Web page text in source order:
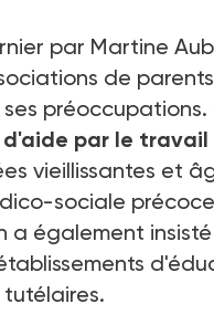
par Martine
de
par le
vieillissantes et
sociale
a également